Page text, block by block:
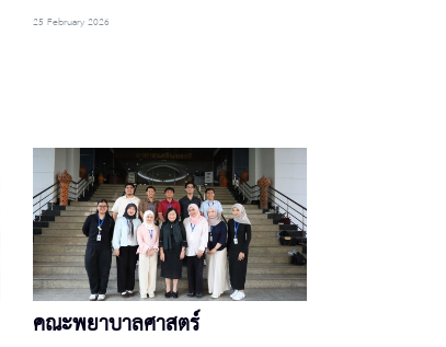
25 February 2026
คณะพยาบาลศาสตร์